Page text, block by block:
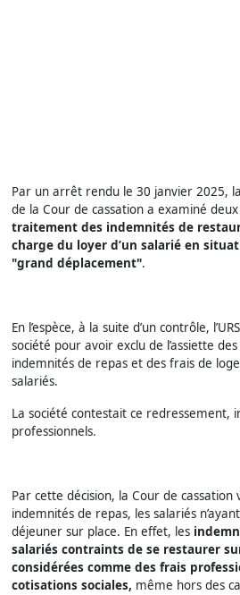
Par un arrêt rendu le 30 janvier 2025,
de la Cour de cassation a examiné
traitement des indemnités de
charge du loyer d’un salarié en
"grand déplacement".
En l’espèce, à la suite d’un contrôle,
société pour avoir exclu de l’assiette
indemnités de repas et des frais de
salariés.
La société contestait ce redressement,
professionnels.
Par cette décision, la Cour de cassation
indemnités de repas, les salariés
déjeuner sur place. En effet, les
salariés contraints de se restaurer
considérées comme des frais
cotisations sociales, même hors des